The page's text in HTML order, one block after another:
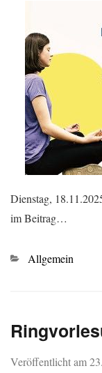
Dienstag,
im Beitrag…
Kategorien
Allgemein
Veröffentlicht am